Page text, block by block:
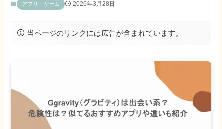
アプリ・ゲーム 2026年3月28日
当ページのリンクには広告が含まれています。